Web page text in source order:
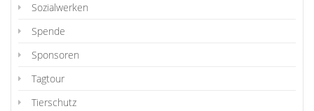
Sozialwerken
Spende
Sponsoren
Tagtour
Tierschutz